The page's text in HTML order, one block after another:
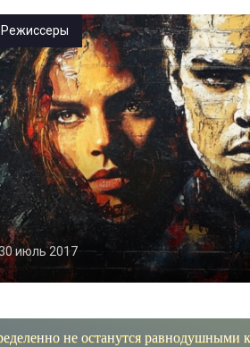
июль 2017
не останутся равнодушными